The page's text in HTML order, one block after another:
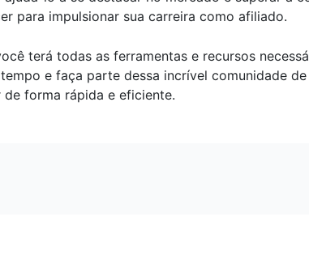
para impulsionar sua carreira como afiliado.
terá todas as ferramentas e recursos
e faça parte dessa incrível comunidade
forma rápida e eficiente.